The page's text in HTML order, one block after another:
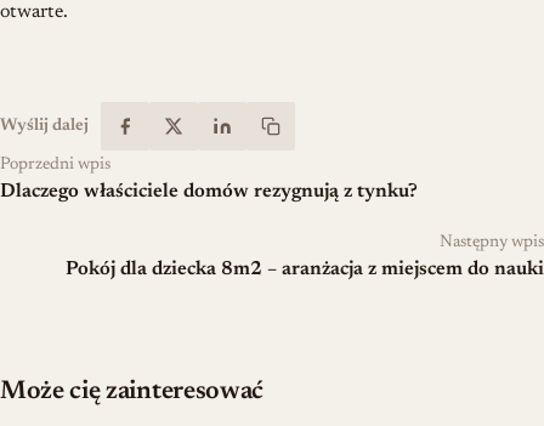
otwarte.
Wyślij dalej
Poprzedni wpis
Dlaczego właściciele domów rezygnują z tynku?
Następny wpis
Pokój dla dziecka 8m2 – aranżacja z miejscem do nauki
Może cię zainteresować